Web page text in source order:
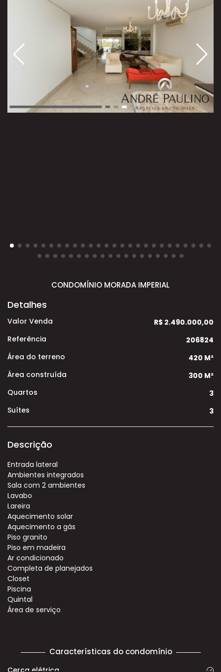
CONDOMÍNIO MORADA IMPERIAL
Detalhes
R$ 2.490.000,00
Valor Venda
206824
Referência
420 M²
Área do terreno
300 M²
Área construída
3
Quartos
3
Suítes
Descrição
Entrada lateral
Ambientes integrados
Sala com 2 ambientes
Lavabo
Lareira
Aquecimento solar
Aquecimento a gás
Piso granito
Piso em madeira
Ar condicionado
Completa de planejados
Closet
Piscina
Quintal
Área de serviço
Características do condomínio